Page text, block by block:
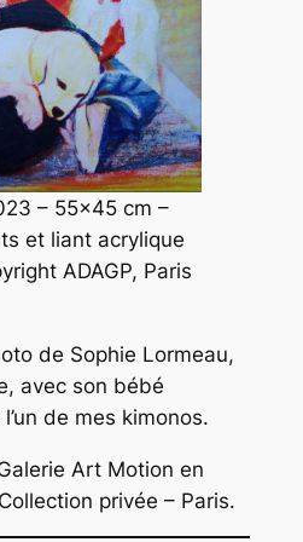
– 55×45 cm –
et liant acrylique
ADAGP, Paris
de Sophie Lormeau,
avec son bébé
de mes kimonos.
Art Motion en
privée – Paris.